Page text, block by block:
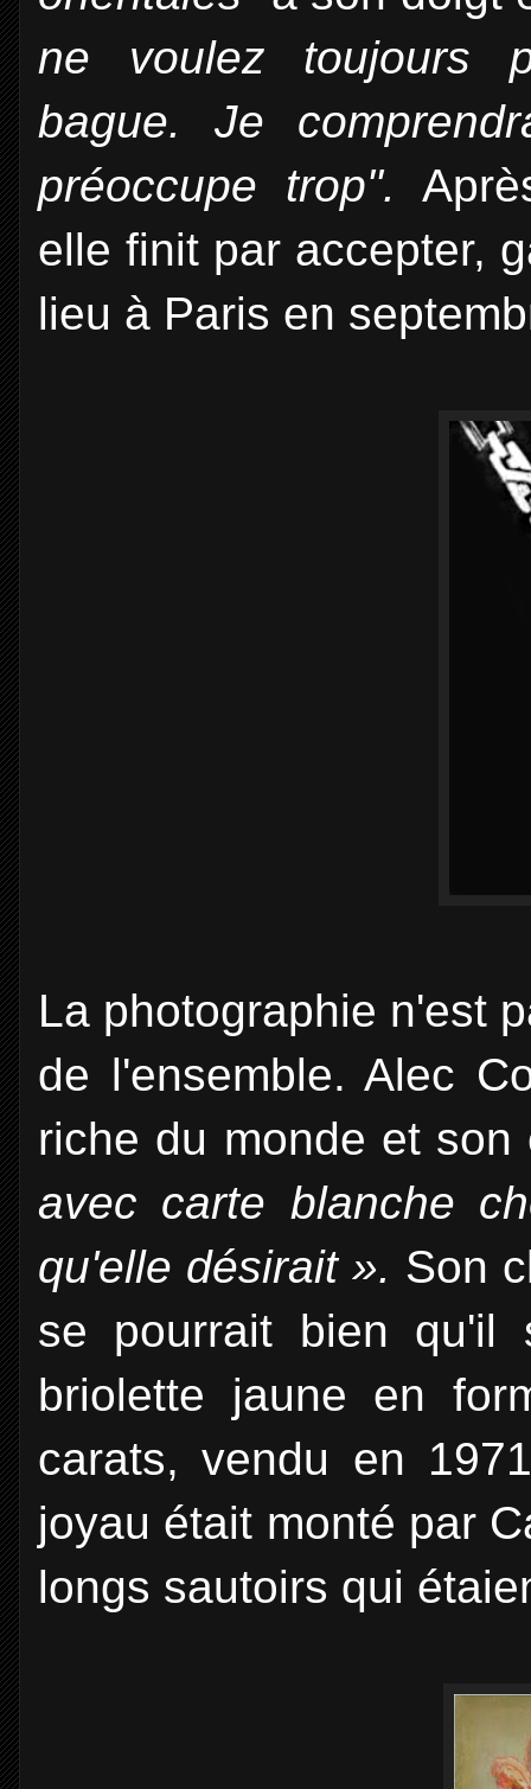
ne voulez toujours
bague. Je
préoccupe trop".
elle finit par accepter,
lieu à Paris en
La photographie n'est
de l'ensemble. Alec
riche du monde et
avec carte blanche
qu'elle désirait ». Son
se pourrait bien qu'il
briolette jaune en
carats, vendu en
joyau était monté par
longs sautoirs qui